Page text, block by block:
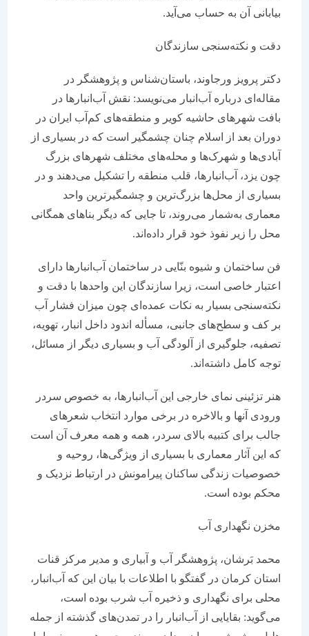
بیابانی آن به حساب می‌آید.
دقت و نکته‌سنجی سازندگان
دکتر پرویز ورجاوند، باستان‌شناس و پژوهشگر در
مقاله‌ای درباره آب‌انبار می‌نویسد: نقش آب‌انبارها در
بافت شهرهای حاشیه کویر و منطقه‌های کم‌آب ایران در
دوران بعد از اسلام چنان چشمگیر است که در بسیاری از
آبادی‌ها و شهرک‌ها و محله‌های مختلف شهرهای بزرگ
چون یزد، آب‌انبارها، قلب منطقه را تشکیل می‌دهند و در
بسیاری از محل‌ها بزرگ‌ترین و چشمگیرترین واحد
معماری به‌شمار می‌روند، تا جایی که دیگر بناهای همگانی
محل را زیر نفوذ خود قرار داده‌اند.
فن ساختمان و شیوه بنّایی در ساختمان آب‌انبارها دارای
اعتبار خاصی است، زیرا سازندگان این واحدها با دقت و
نکته‌سنجی بسیار به نکات عمده‌ای چون میزان فشار آب
بر کف و سطح‌های جانبی، مسأله اندود داخل انبار، تهویه،
تصفیه، جلوگیری از آلودگی آب و بسیاری دیگر از مسائل،
توجه کامل داشته‌اند.
هنر تزئینی نمای خارجی این آب‌انبارها، به خصوص سردر
ورودی آنها و بالاخره در برخی موارد انتخاب شعرهای
جالب برای کتبیه بالای سردر، همه و همه معرف آن است
که این آثار معماری با بسیاری از ویژگی‌ها، روحیه و
خصوصیات زندگی ساکنان پیرامونش در ارتباط نزدیک و
محکم بوده است.
مخزن نگهداری آب
محمد بَرشان، پژوهشگر آب و آبیاری و مدیر مرکز قنات
استان کرمان در گفتگو با اطلاعات با بیان این که آب‌انبار،
محلی برای نگهداری و ذخیره آب شرب بوده است،
می‌گوید: بقایایی از آب‌انبار را در تمدن‌های گذشته از جمله